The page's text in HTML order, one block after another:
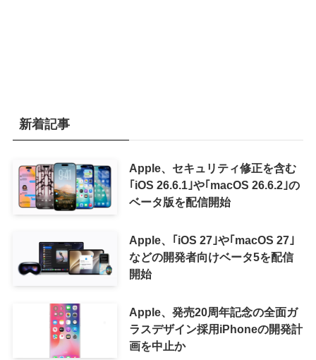
新着記事
Apple、セキュリティ修正を含む
｢iOS 26.6.1｣や｢macOS 26.6.2｣の
ベータ版を配信開始
Apple、｢iOS 27｣や｢macOS 27｣
などの開発者向けベータ5を配信
開始
Apple、発売20周年記念の全面ガ
ラスデザイン採用iPhoneの開発計
画を中止か